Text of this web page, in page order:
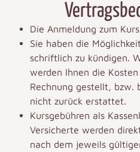
Die Anmeldung zum
Sie haben die
schriftlich zu kündigen.
werden Ihnen die
Rechnung gestellt, bzw.
nicht zurück erstattet.
Kursgebühren als
Versicherte werden
nach dem jeweils